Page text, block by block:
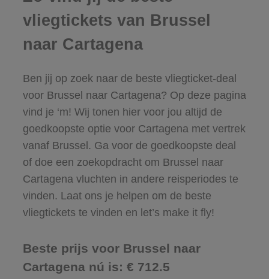
vliegtickets van Brussel
naar Cartagena
Ben jij op zoek naar de beste vliegticket-deal
voor Brussel naar Cartagena? Op deze pagina
vind je ‘m! Wij tonen hier voor jou altijd de
goedkoopste optie voor Cartagena met vertrek
vanaf Brussel. Ga voor de goedkoopste deal
of doe een zoekopdracht om Brussel naar
Cartagena vluchten in andere reisperiodes te
vinden. Laat ons je helpen om de beste
vliegtickets te vinden en let’s make it fly!
Beste prijs voor Brussel naar
Cartagena nú is: € 712.5